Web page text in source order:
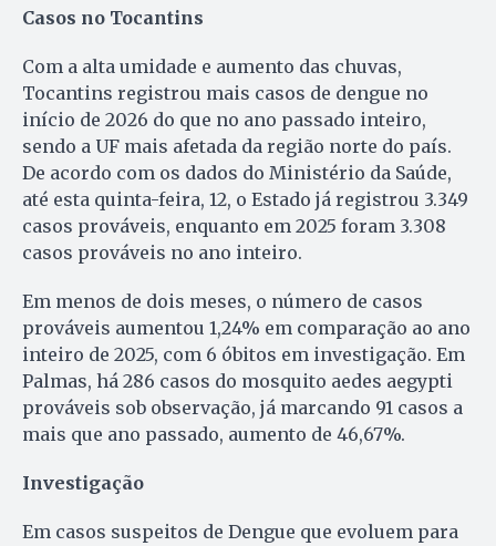
Casos no Tocantins
Com a alta umidade e aumento das chuvas,
Tocantins registrou mais casos de dengue no
início de 2026 do que no ano passado inteiro,
sendo a UF mais afetada da região norte do país.
De acordo com os dados do Ministério da Saúde,
até esta quinta-feira, 12, o Estado já registrou 3.349
casos prováveis, enquanto em 2025 foram 3.308
casos prováveis no ano inteiro.
Em menos de dois meses, o número de casos
prováveis aumentou 1,24% em comparação ao ano
inteiro de 2025, com 6 óbitos em investigação. Em
Palmas, há 286 casos do mosquito aedes aegypti
prováveis sob observação, já marcando 91 casos a
mais que ano passado, aumento de 46,67%.
Investigação
Em casos suspeitos de Dengue que evoluem para